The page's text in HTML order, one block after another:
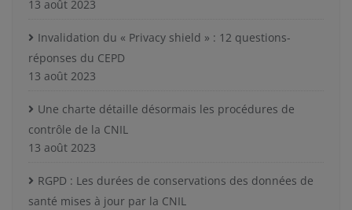
13 août 2023
Invalidation du « Privacy shield » : 12 questions-
réponses du CEPD
13 août 2023
Une charte détaille désormais les procédures de
contrôle de la CNIL
13 août 2023
RGPD : Les durées de conservations des données de
santé mises à jour par la CNIL